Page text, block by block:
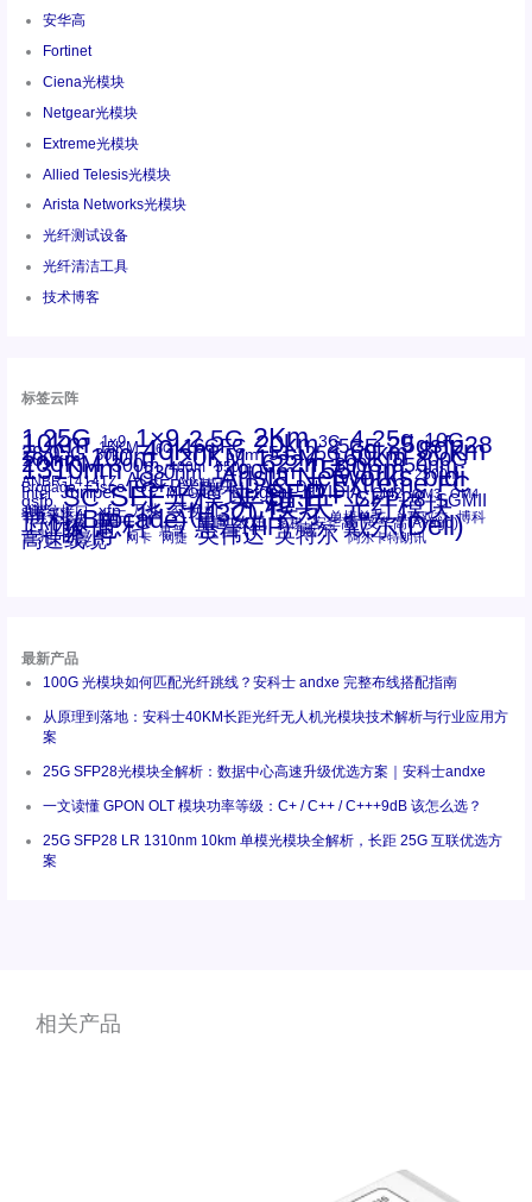
安华高
Fortinet
Ciena光模块
Netgear光模块
Extreme光模块
Allied Telesis光模块
Arista Networks光模块
光纤测试设备
光纤清洁工具
技术博客
标签云阵
1.25G 1x9 1×9 2.5G 2Km 3G 4.25g 10G
10km 15KM 16G 16GFC 20km 25GE 25gsfp28
28.05G 30km 40Km 50m 53.125G 60km 80km
100km 100m 120KM 155M 160km 200G
200KM 300m 400m 550m 622m 800G 850nm
1310nm 1330nm 1490nm 1550nm 2500m
ANBR-1414TZ AOC Arista Arista Networks bidi
Brocade Cisco CSFP光模块 DAC Dell Extreme FC
Intel Juniper LC MPO-LC Netgear NVIDIA OM2 OM3 OM4
qsfp SC SFF光模块 SFP+ SFP28 SGMII
st螺纹接口 xfp 万兆 交换机 光模块 光纤模块
千兆光模块 华三 华三(H3C) 华为 单模单芯 单模双芯 博科
博科(Brocade) 博通 友讯 多模 安华高 安华高(Avago)
工业级 思科 惠普 惠普(HP) 戴尔 戴尔(Dell)
百兆 瞻博 网卡 网捷 英伟达 英特尔 阿尔卡特朗讯
高速线缆
最新产品
100G 光模块如何匹配光纤跳线？安科士 andxe 完整布线搭配指南
从原理到落地：安科士40KM长距光纤无人机光模块技术解析与行业应用方
案
25G SFP28光模块全解析：数据中心高速升级优选方案｜安科士andxe
一文读懂 GPON OLT 模块功率等级：C+ / C++ / C+++9dB 该怎么选？
25G SFP28 LR 1310nm 10km 单模光模块全解析，长距 25G 互联优选方
案
相关产品